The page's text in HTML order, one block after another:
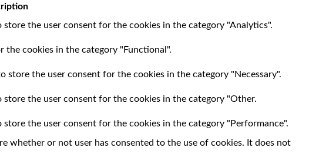
the user consent for the cookies in the category "Analytics".
the cookies in the category "Functional".
store the user consent for the cookies in the category "Necessary".
the user consent for the cookies in the category "Other.
the user consent for the cookies in the category "Performance".
whether or not user has consented to the use of cookies. It does not